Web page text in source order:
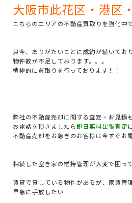
大阪市此花区・港区
こちらのエリアの不動産買取りを強化中
只今、ありがたいことに成約が続いてお
物件数が不足しております。。。
積極的に買取りを行っております！！
弊社の不動産売却に関する査定・お見積
お電話を頂きましたら 即日無料出張査定
不動産売却をお急ぎのお客様は今すぐお
相続した空き家の維持管理が大変で困っ
賃貸で貸している物件があるが、家賃管
早急に手放したい